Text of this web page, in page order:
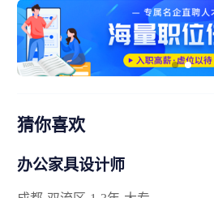
猜你喜欢
办公家具设计师